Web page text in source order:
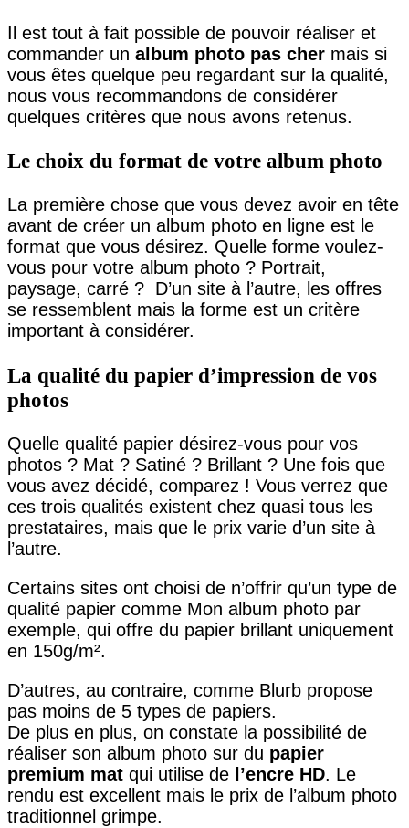
Il est tout à fait possible de pouvoir réaliser et
commander un album photo pas cher mais si
vous êtes quelque peu regardant sur la qualité,
nous vous recommandons de considérer
quelques critères que nous avons retenus.
Le choix du format de votre album photo
La première chose que vous devez avoir en tête
avant de créer un album photo en ligne est le
format que vous désirez. Quelle forme voulez-
vous pour votre album photo ? Portrait,
paysage, carré ? D’un site à l’autre, les offres
se ressemblent mais la forme est un critère
important à considérer.
La qualité du papier d’impression de vos
photos
Quelle qualité papier désirez-vous pour vos
photos ? Mat ? Satiné ? Brillant ? Une fois que
vous avez décidé, comparez ! Vous verrez que
ces trois qualités existent chez quasi tous les
prestataires, mais que le prix varie d’un site à
l’autre.
Certains sites ont choisi de n’offrir qu’un type de
qualité papier comme Mon album photo par
exemple, qui offre du papier brillant uniquement
en 150g/m².
D’autres, au contraire, comme Blurb propose
pas moins de 5 types de papiers.
De plus en plus, on constate la possibilité de
réaliser son album photo sur du papier
premium mat qui utilise de l’encre HD. Le
rendu est excellent mais le prix de l’album photo
traditionnel grimpe.